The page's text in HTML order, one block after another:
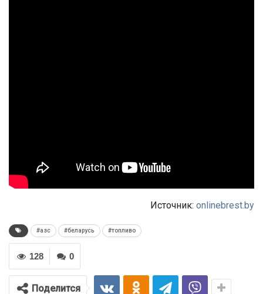
Источник: onlinebrest.by
#азс #беларусь #топливо
0
128
Поделится